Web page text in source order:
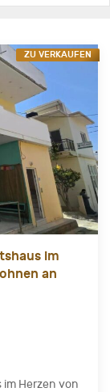
im
an
Herzen von
ZU VERKAUFEN